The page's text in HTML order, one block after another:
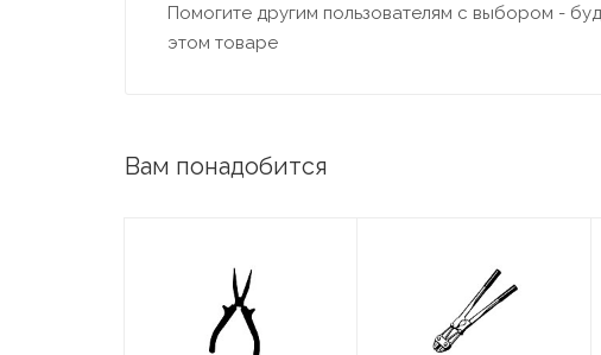
Помогите другим пользователям с выбором -
этом товаре
Вам понадобится